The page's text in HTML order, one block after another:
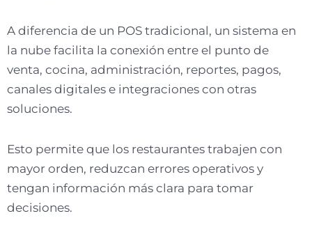
A diferencia de un POS tradicional, un sistema en
la nube facilita la conexión entre el punto de
venta, cocina, administración, reportes, pagos,
canales digitales e integraciones con otras
soluciones.
Esto permite que los restaurantes trabajen con
mayor orden, reduzcan errores operativos y
tengan información más clara para tomar
decisiones.